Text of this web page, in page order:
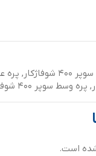
شوفاژکار ,
, پره وسط سوپر 400 شوفاژکار
است.